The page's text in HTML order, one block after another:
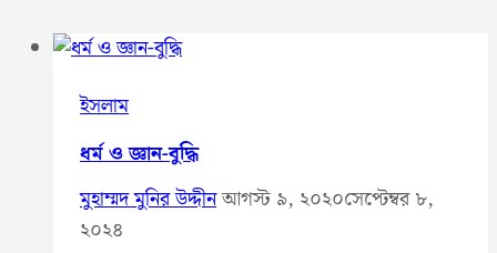
ইসলাম
ধর্ম ও জ্ঞান-বুদ্ধি
মুহাম্মদ মুনির উদ্দীনআগস্ট ৯, ২০২০সেপ্টেম্বর ৮,
২০২৪